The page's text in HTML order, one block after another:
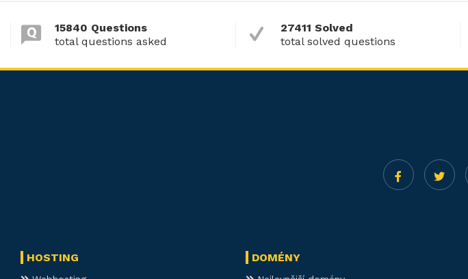
15840 Questions
total questions asked
27411 Solved
total solved questions
HOSTING DOMÉNY